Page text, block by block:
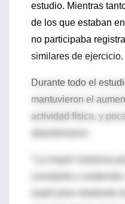
estudio. Mientras
de los que estaban
no participaba
similares de ejercicio.
Durante todo el
mantuvieron el
actividad física, y
"La mayor sorpresa